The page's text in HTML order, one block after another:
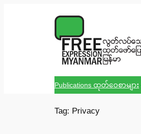
Publications ထုတ်ဝေစာများ
Tag: Privacy